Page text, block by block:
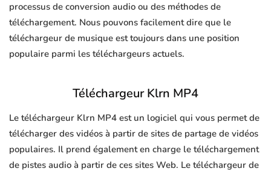
processus de conversion audio ou des méthodes de
téléchargement. Nous pouvons facilement dire que le
téléchargeur de musique est toujours dans une position
populaire parmi les téléchargeurs actuels.
Téléchargeur Klrn MP4
Le téléchargeur Klrn MP4 est un logiciel qui vous permet de
télécharger des vidéos à partir de sites de partage de vidéos
populaires. Il prend également en charge le téléchargement
de pistes audio à partir de ces sites Web. Le téléchargeur de